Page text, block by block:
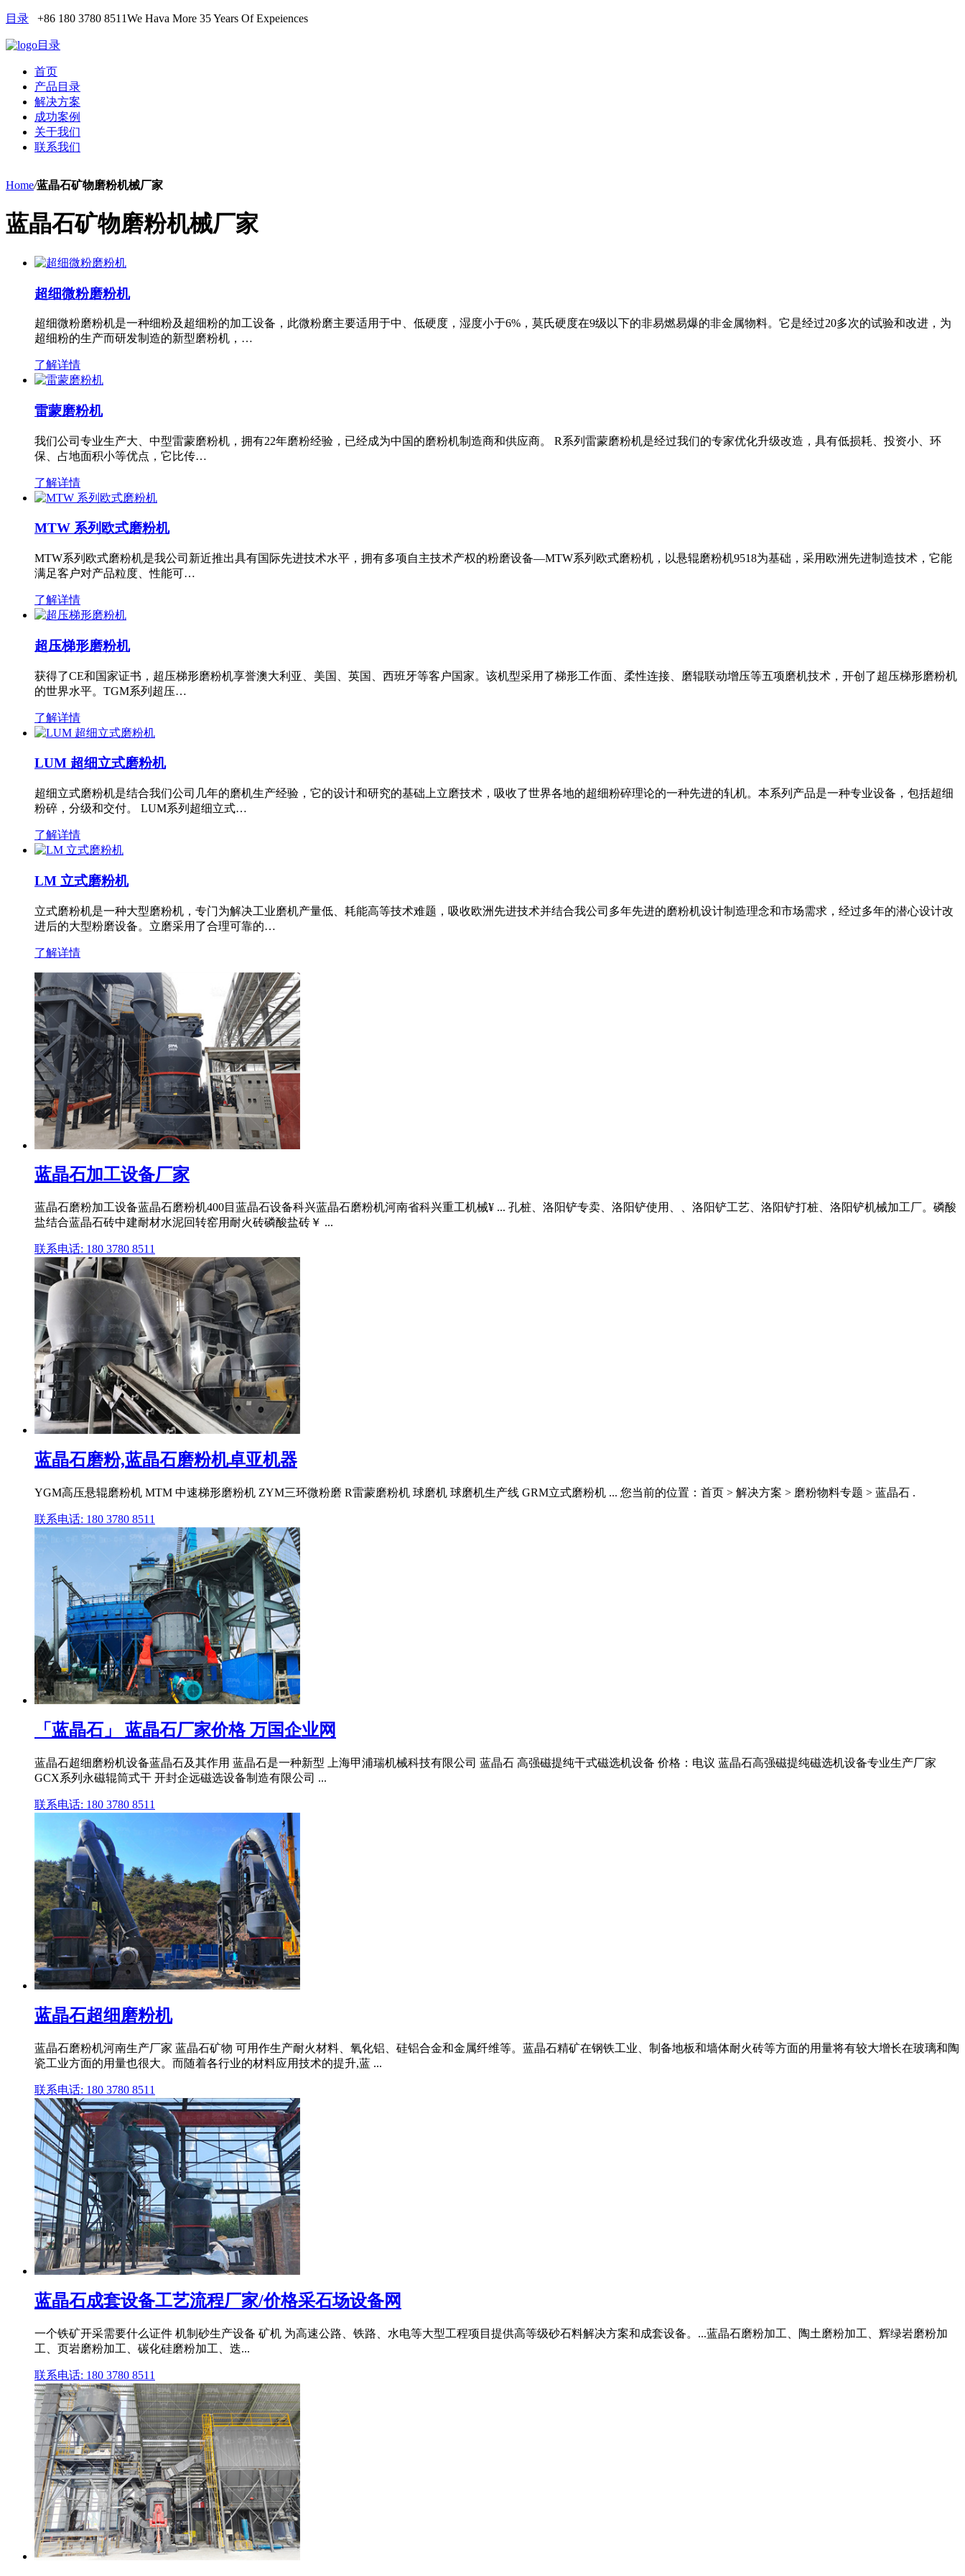
目录 +86 180 3780 8511We Hava More 35 Years Of Expeiences
目录
首页
产品目录
解决方案
成功案例
关于我们
联系我们
Home/蓝晶石矿物磨粉机械厂家
蓝晶石矿物磨粉机械厂家
超细微粉磨粉机
超细微粉磨粉机是一种细粉及超细粉的加工设备，此微粉磨主要适用于中、低硬度，湿度小于6%，莫氏硬度在9级以下的非易燃易爆的非金属物料。它是经过20多次的试验和改进，为
超细粉的生产而研发制造的新型磨粉机，…
了解详情
雷蒙磨粉机
我们公司专业生产大、中型雷蒙磨粉机，拥有22年磨粉经验，已经成为中国的磨粉机制造商和供应商。 R系列雷蒙磨粉机是经过我们的专家优化升级改造，具有低损耗、投资小、环
保、占地面积小等优点，它比传…
了解详情
MTW 系列欧式磨粉机
MTW系列欧式磨粉机是我公司新近推出具有国际先进技术水平，拥有多项自主技术产权的粉磨设备—MTW系列欧式磨粉机，以悬辊磨粉机9518为基础，采用欧洲先进制造技术，它能
满足客户对产品粒度、性能可…
了解详情
超压梯形磨粉机
获得了CE和国家证书，超压梯形磨粉机享誉澳大利亚、美国、英国、西班牙等客户国家。该机型采用了梯形工作面、柔性连接、磨辊联动增压等五项磨机技术，开创了超压梯形磨粉机
的世界水平。TGM系列超压…
了解详情
LUM 超细立式磨粉机
超细立式磨粉机是结合我们公司几年的磨机生产经验，它的设计和研究的基础上立磨技术，吸收了世界各地的超细粉碎理论的一种先进的轧机。本系列产品是一种专业设备，包括超细
粉碎，分级和交付。 LUM系列超细立式…
了解详情
LM 立式磨粉机
立式磨粉机是一种大型磨粉机，专门为解决工业磨机产量低、耗能高等技术难题，吸收欧洲先进技术并结合我公司多年先进的磨粉机设计制造理念和市场需求，经过多年的潜心设计改
进后的大型粉磨设备。立磨采用了合理可靠的…
了解详情
蓝晶石加工设备厂家
蓝晶石磨粉加工设备蓝晶石磨粉机400目蓝晶石设备科兴蓝晶石磨粉机河南省科兴重工机械¥ ... 孔桩、洛阳铲专卖、洛阳铲使用、、洛阳铲工艺、洛阳铲打桩、洛阳铲机械加工厂。磷酸
盐结合蓝晶石砖中建耐材水泥回转窑用耐火砖磷酸盐砖￥ ...
联系电话: 180 3780 8511
蓝晶石磨粉,蓝晶石磨粉机卓亚机器
YGM高压悬辊磨粉机 MTM 中速梯形磨粉机 ZYM三环微粉磨 R雷蒙磨粉机 球磨机 球磨机生产线 GRM立式磨粉机 ... 您当前的位置：首页 > 解决方案 > 磨粉物料专题 > 蓝晶石 .
联系电话: 180 3780 8511
「蓝晶石」 蓝晶石厂家价格 万国企业网
蓝晶石超细磨粉机设备蓝晶石及其作用 蓝晶石是一种新型 上海甲浦瑞机械科技有限公司 蓝晶石 高强磁提纯干式磁选机设备 价格：电议 蓝晶石高强磁提纯磁选机设备专业生产厂家
GCX系列永磁辊筒式干 开封企远磁选设备制造有限公司 ...
联系电话: 180 3780 8511
蓝晶石超细磨粉机
蓝晶石磨粉机河南生产厂家 蓝晶石矿物 可用作生产耐火材料、氧化铝、硅铝合金和金属纤维等。蓝晶石精矿在钢铁工业、制备地板和墙体耐火砖等方面的用量将有较大增长在玻璃和陶
瓷工业方面的用量也很大。而随着各行业的材料应用技术的提升,蓝 ...
联系电话: 180 3780 8511
蓝晶石成套设备工艺流程厂家/价格采石场设备网
一个铁矿开采需要什么证件 机制砂生产设备 矿机 为高速公路、铁路、水电等大型工程项目提供高等级砂石料解决方案和成套设备。...蓝晶石磨粉加工、陶土磨粉加工、辉绿岩磨粉加
工、页岩磨粉加工、碳化硅磨粉加工、迭...
联系电话: 180 3780 8511